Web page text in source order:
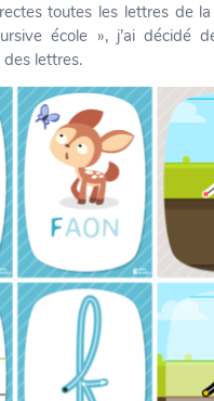
toutes les lettres de
école », j’ai décidé
lettres.